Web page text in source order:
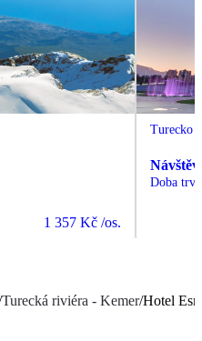
1 357 Kč /os.
Turecko
Doba
Turecká riviéra - Kemer/Hotel